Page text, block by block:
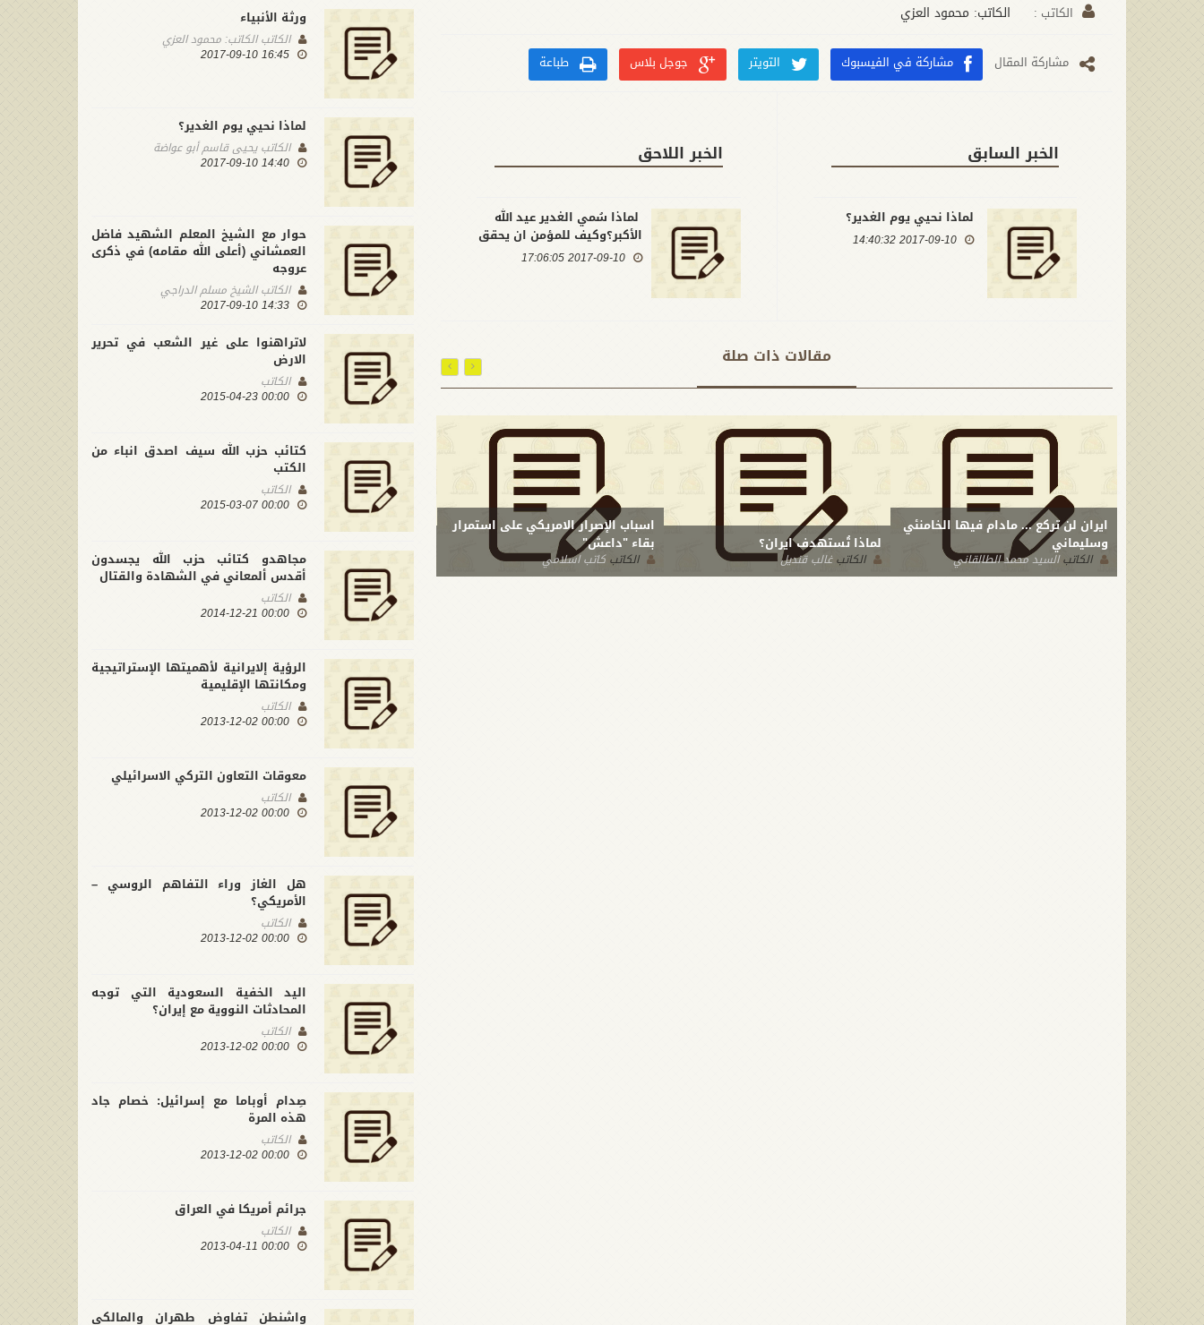
الکاتب : الكاتب: محمود العزي
مشارکة المقال مشاركة في الفيسبوك التويتر جوجل بلاس طباعة
الخبر السابق
لماذا نحيي يوم الغدير؟
2017-09-10 14:40:32
الخبر اللاحق
لماذا سُمي الغدير عيد الله
الأكبر؟وكيف للمؤمن ان يحقق
اهداف الغدير؟
2017-09-10 17:06:05
مقالات ذات صلة
ايران لن تركع ... مادام فيها الخامنئي
وسليماني
الكاتبالسيد محمد الطالقاني
لماذا تُستهدف ايران؟
الكاتبغالب قنديل
اسباب الإصرار الامريكي على استمرار
بقاء "داعش"
الكاتبكاتب اسلامي
الغدير؟
الكاتب كاتب اسلامي
ورثة الأنبياء
الكاتبالكاتب: محمود العزي
16:45 2017-09-10
لماذا نحيي يوم الغدير؟
الكاتبيحيى قاسم أبو عواضة
14:40 2017-09-10
حوار مع الشيخ المعلم الشهيد فاضل
العمشاني (أعلى الله مقامه) في ذكرى
عروجه
الكاتبالشيخ مسلم الدراجي
14:33 2017-09-10
لاتراهنوا على غير الشعب في تحرير
الارض
الكاتب
00:00 2015-04-23
كتائب حزب الله سيف اصدق انباء من
الكتب
الكاتب
00:00 2015-03-07
مجاهدو كتائب حزب الله يجسدون
أقدس ألمعاني في الشهادة والقتال
الكاتب
00:00 2014-12-21
الرؤية إلايرانية لأهميتها الإستراتيجية
ومكانتها الإقليمية
الكاتب
00:00 2013-12-02
معوقات التعاون التركي الاسرائيلي
الكاتب
00:00 2013-12-02
هل الغاز وراء التفاهم الروسي –
الأمريكي؟
الكاتب
00:00 2013-12-02
اليد الخفية السعودية التي توجه
المحادثات النووية مع إيران؟
الكاتب
00:00 2013-12-02
صِدام أوباما مع إسرائيل: خصام جاد
هذه المرة
الكاتب
00:00 2013-12-02
جرائم أمريكا في العراق
الكاتب
00:00 2013-04-11
واشنطن تفاوض طهران والمالكي